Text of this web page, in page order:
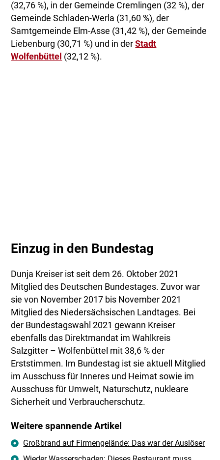
(32,76 %), in der Gemeinde Cremlingen (32 %), der
Gemeinde Schladen-Werla (31,60 %), der
Samtgemeinde Elm-Asse (31,42 %), der Gemeinde
Liebenburg (30,71 %) und in derStadt
Wolfenbüttel (32,12 %).
Einzug in den Bundestag
Dunja Kreiser ist seit dem 26. Oktober 2021
Mitglied des Deutschen Bundestages. Zuvor war
sie von November 2017 bis November 2021
Mitglied des Niedersächsischen Landtages. Bei
der Bundestagswahl 2021 gewann Kreiser
ebenfalls das Direktmandat im Wahlkreis
Salzgitter – Wolfenbüttel mit 38,6 % der
Erststimmen. Im Bundestag ist sie aktuell Mitglied
im Ausschuss für Inneres und Heimat sowie im
Ausschuss für Umwelt, Naturschutz, nukleare
Sicherheit und Verbraucherschutz.
Weitere spannende Artikel
Großbrand auf Firmengelände: Das war der Auslöser